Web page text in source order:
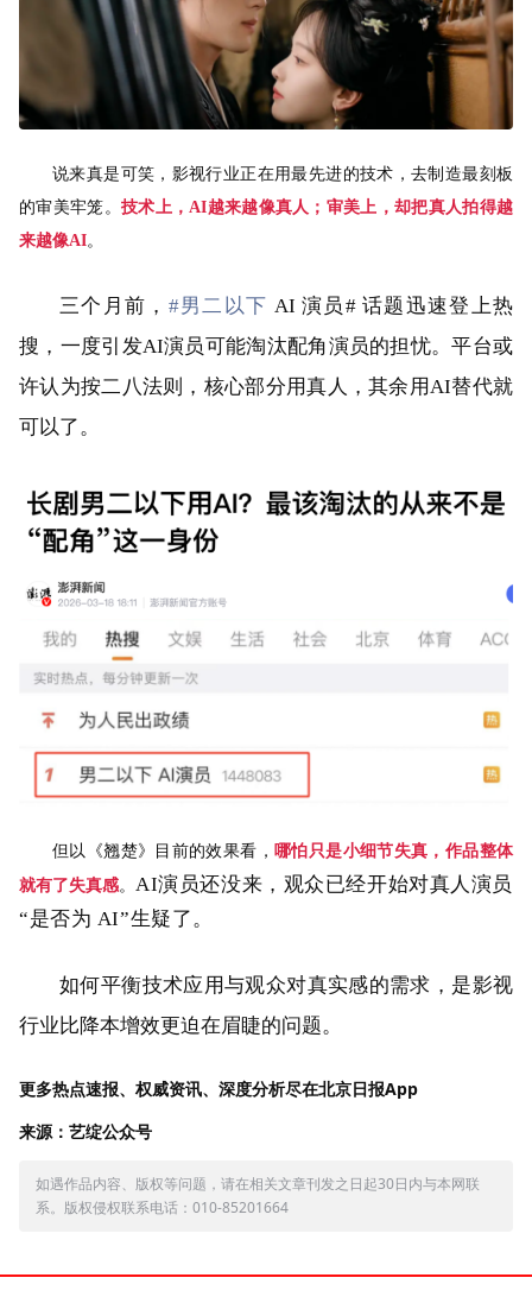
说来真是可笑，影视行业正在用最先进的技术，去制造最刻板
的审美牢笼。 技术上，AI越来越像真人；审美上，却把真人拍得越
来越像AI。
三个月前， #男二以下 AI 演员# 话题迅速登上热
搜，一度引发AI演员可能淘汰配角演员的担忧。平台或
许认为按二八法则，核心部分用真人，其余用AI替代就
可以了。
但以《翘楚》目前的效果看， 哪怕只是小细节失真，作品整体
就有了失真感。 AI演员还没来，观众已经开始对真人演员
“是否为 AI”生疑了。
如何平衡技术应用与观众对真实感的需求，是影视
行业比降本增效更迫在眉睫的问题。
更多热点速报、权威资讯、深度分析尽在北京日报App
来源：艺绽公众号
如遇作品内容、版权等问题，请在相关文章刊发之日起30日内与本网联
系。版权侵权联系电话：010-85201664